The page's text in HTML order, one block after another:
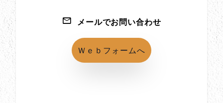
メールでお問い合わせ
Ｗｅｂフォームへ